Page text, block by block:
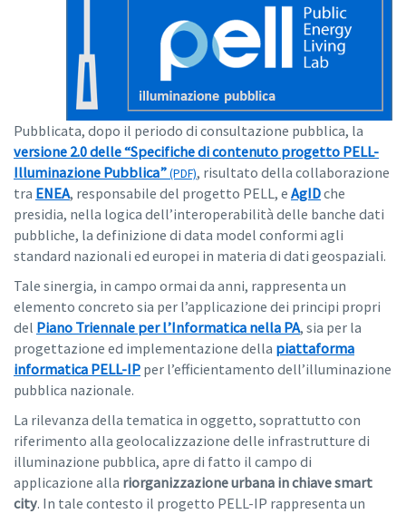
Pubblicata, dopo il periodo di consultazione pubblica, la
versione 2.0 delle “Specifiche di contenuto progetto PELL-
Illuminazione Pubblica”
, risultato della collaborazione
tra ENEA, responsabile del progetto PELL, e AgIDche
presidia, nella logica dell’interoperabilità delle banche dati
pubbliche, la definizione di data model conformi agli
standard nazionali ed europei in materia di dati geospaziali.
Tale sinergia, in campo ormai da anni, rappresenta un
elemento concreto sia per l’applicazione dei principi propri
del Piano Triennale per l’Informatica nella PA, sia per la
progettazione ed implementazione della piattaforma
informatica PELL-IP per l’efficientamento dell’illuminazione
pubblica nazionale.
La rilevanza della tematica in oggetto, soprattutto con
riferimento alla geolocalizzazione delle infrastrutture di
illuminazione pubblica, apre di fatto il campo di
applicazione alla riorganizzazione urbana in chiave smart
city. In tale contesto il progetto PELL-IP rappresenta un